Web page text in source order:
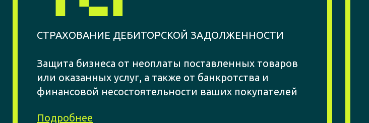
СТРАХОВАНИЕ ДЕБИТОРСКОЙ ЗАДОЛЖЕННОСТИ
Защита бизнеса от неоплаты поставленных товаров
или оказанных услуг, а также от банкротства и
финансовой несостоятельности ваших покупателей
Подробнее